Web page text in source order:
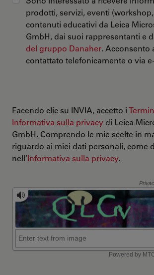
prodotti, servizi, eventi
contenuti educativi da Leica
GmbH, dai suoi rappresentanti e
del gruppo Danaher. Acconsento
contattato telefonicamente o via
Facendo clic su INVIA, accetto i
Informativa sulla privacy di Leica
GmbH. Comprendo le mie scelte in
riguardo ai miei dati personali, come
nell’Informativa sulla privacy.